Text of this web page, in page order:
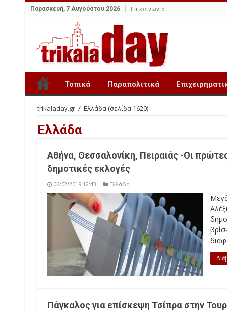
Παρασκευή, 7 Αυγούστου 2026 Επικοινωνία
Τοπικά Παραπολιτικά
trikaladay.gr / Ελλάδα(σελίδα 1620)
Ελλάδα
Αθήνα, Θεσσαλονίκη, Πειραιάς -Οι
δημοτικές εκλογές
06/02/2019 12:43 Ελλάδα
Πάγκαλος για επίσκεψη Τσίπρα στην